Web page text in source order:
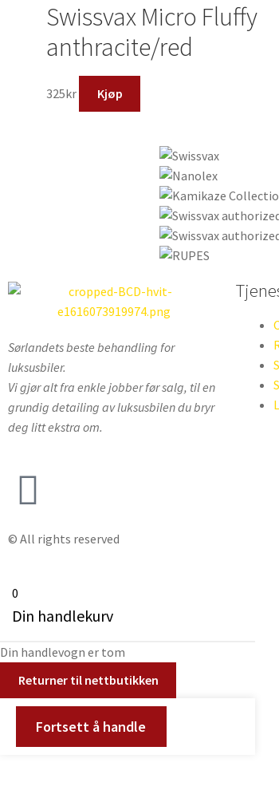
Swissvax Micro Fluffy
anthracite/red
325kr Kjøp
Sørlandets beste behandling for
luksusbiler.
Vi gjør alt fra enkle jobber før salg, til en
grundig detailing av luksusbilen du bryr
deg litt ekstra om.
© All rights reserved
0
Din handlekurv
Din handlevogn er tom
Returner til nettbutikken
Fortsett å handle